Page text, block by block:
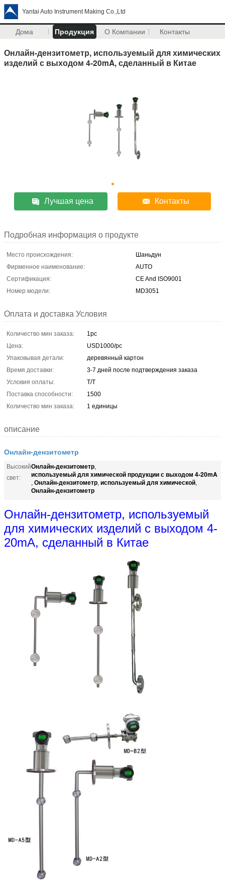
Yantai Auto Instrument Making Co.,Ltd
Дома Продукция О Компании Контакты
Онлайн-дензитометр, используемый для химических
изделий с выходом 4-20mA, сделанный в Китае
Лучшая цена Контакты
Подробная информация о продукте
Место происхождения:
Шаньдун
Фирменное наименование:
AUTO
Сертификация:
CE And ISO9001
Номер модели:
MD3051
Оплата и доставка Условия
Количество мин заказа:
1pc
Цена:
USD1000/pc
Упаковывая детали:
деревянный картон
Время доставки:
3-7 дней после подтверждения заказа
Условия оплаты:
T/T
Поставка способности:
1500
Количество мин заказа:
1 единицы
описание
Онлайн-дензитометр
Высокий
свет:
Онлайн-дензитометр,
используемый для химической продукции с выходом 4-20mA
, Онлайн-дензитометр, используемый для химической,
Онлайн-дензитометр
Онлайн-дензитометр, используемый
для химических изделий с выходом 4-
20mA, сделанный в Китае